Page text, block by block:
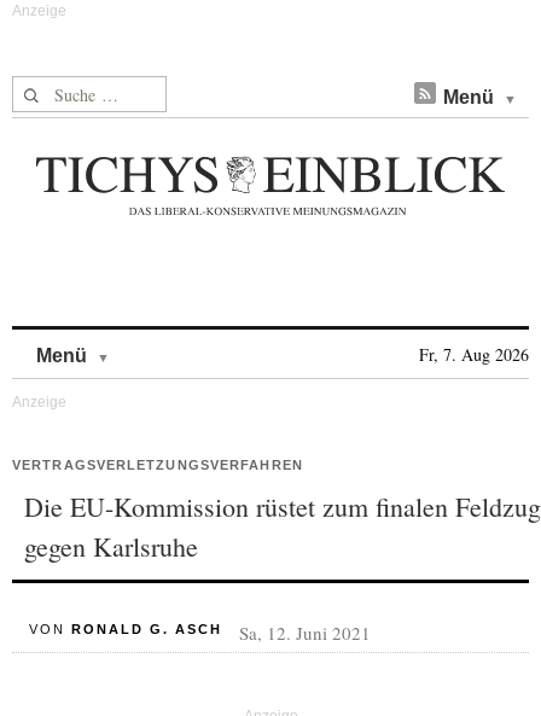
Suche nach: Menü
Menü Fr, 7. Aug 2026
VERTRAGSVERLETZUNGSVERFAHREN
Die EU-Kommission rüstet zum finalen Feldzug
gegen Karlsruhe
VON RONALD G. ASCH Sa, 12. Juni 2021